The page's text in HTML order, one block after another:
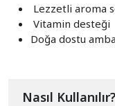
Lezzetli aroma
Vitamin desteği
Doğa dostu
Nasıl Kullanılır?